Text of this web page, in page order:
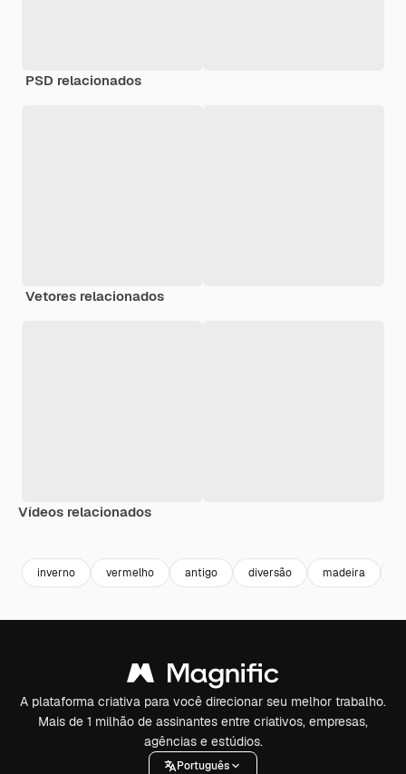
PSD relacionados
Vetores relacionados
Vídeos relacionados
inverno vermelho antigo diversão madeira
A plataforma criativa para você direcionar seu melhor trabalho.
Mais de 1 milhão de assinantes entre criativos, empresas,
agências e estúdios.
Português